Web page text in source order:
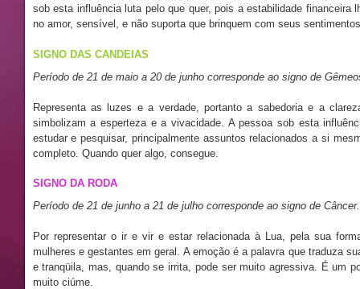
sob esta influência luta pelo que quer, pois a estabilidade
no amor, sensível, e não suporta que brinquem com seus
SIGNO DAS CANDEIAS
Período de 21 de maio a 20 de junho corresponde ao signo de
Representa as luzes e a verdade, portanto a sabedoria e a
simbolizam a esperteza e a vivacidade. A pessoa sob esta
estudar e pesquisar, principalmente assuntos relacionados a si
completo. Quando quer algo, consegue.
SIGNO DA RODA
Período de 21 de junho a 21 de julho corresponde ao signo de Câncer.
Por representar o ir e vir e estar relacionada à Lua, pela sua
mulheres e gestantes em geral. A emoção é a palavra que traduza
e tranqüila, mas, quando se irrita, pode ser muito agressiva. É um
muito ciúme.